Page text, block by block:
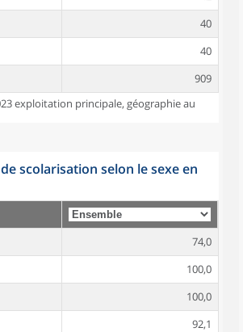
40
40
909
exploitation principale, géographie au
de scolarisation selon le sexe en
74,0
100,0
100,0
92,1